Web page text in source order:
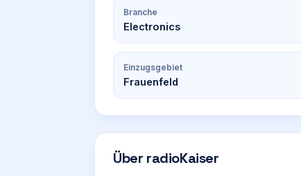
Branche
Electronics
Einzugsgebiet
Frauenfeld
Über radioKaiser